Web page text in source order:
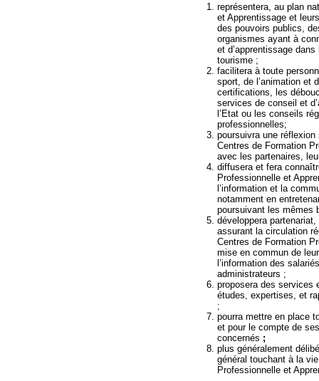
représentera, au plan
et Apprentissage et
des pouvoirs publics,
organismes ayant à
et d’apprentissage
tourisme ;
facilitera à toute
sport, de l’animation et
certifications, les
services de conseil et
l’Etat ou les conseils
poursuivra une
Centres de Formation
avec les
diffusera et fera
Professionnelle et
l’information et la
notamment en
poursuivant les
développera
assurant la circulation
Centres de Formation
mise en commun de
l’information des
administrateurs ;
proposera des services
études, expertises, et
;
pourra mettre en place
et pour le compte de
concernés ;
plus généralement
général touchant à la
Professionnelle et